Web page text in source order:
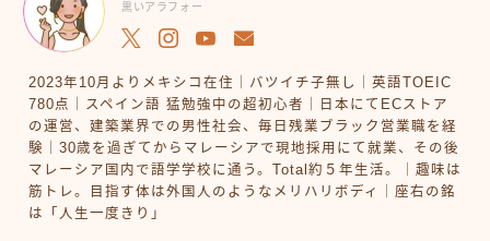
黒いアラフォー
2023年10月よりメキシコ在住｜バツイチ子無し｜英語TOEIC
780点｜スペイン語 猛勉強中の超初心者｜日本にてECストア
の運営、建築業界での男性社会、毎日残業ブラック営業職を経
験｜30歳を過ぎてからマレーシアで現地採用にて就業、その後
マレーシア国内で語学学校に通う。Total約５年生活。｜趣味は
筋トレ。目指す体は外国人のようなメリハリボディ｜座右の銘
は「人生一度きり」